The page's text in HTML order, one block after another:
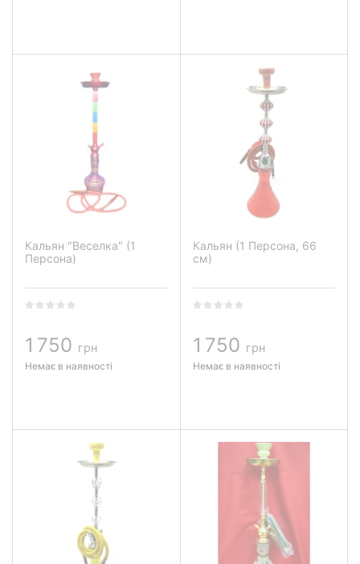
Кальян "Веселка" (1
Персона)
1 750 грн
Немає в наявності
Кальян (1 Персона, 66
см)
1 750 грн
Немає в наявності